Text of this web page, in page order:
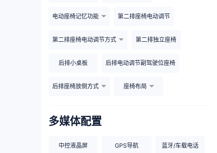
电动座椅记忆功能 第二排座椅电动调节
第二排座椅电动调节方式 第二排独立座椅
后排小桌板 后排电动调节副驾驶位座椅
后排座椅放倒方式 座椅布局
多媒体配置
中控液晶屏 GPS导航 蓝牙/车载电话